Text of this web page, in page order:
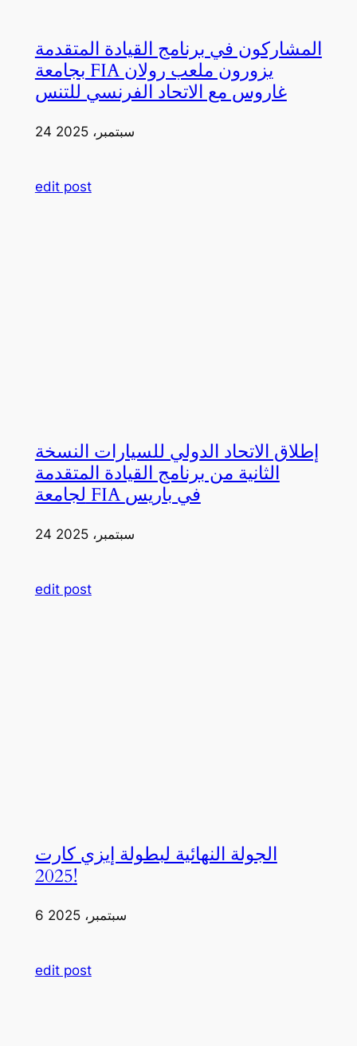
المشاركون في برنامج القيادة المتقدمة
بجامعة FIA يزورون ملعب رولان
غاروس مع الاتحاد الفرنسي للتنس
24 سبتمبر، 2025
edit post
إطلاق الاتحاد الدولي للسيارات النسخة
الثانية من برنامج القيادة المتقدمة
لجامعة FIA في باريس
24 سبتمبر، 2025
edit post
الجولة النهائية لبطولة إيزي كارت
2025!
6 سبتمبر، 2025
edit post